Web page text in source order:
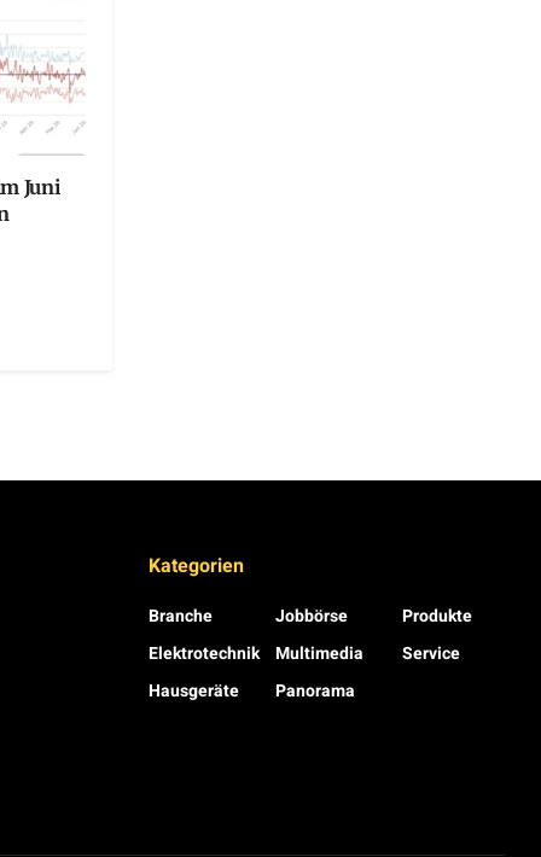
Juni
Kategorien
Branche
Elektrotechnik
Hausgeräte
Jobbörse
Multimedia
Panorama
Produkte
Service